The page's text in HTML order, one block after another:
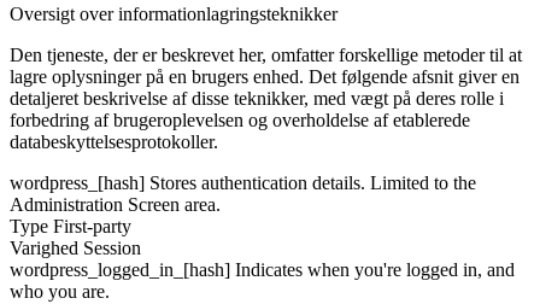
Oversigt over informationlagringsteknikker
Den tjeneste, der er beskrevet her, omfatter forskellige metoder til at
lagre oplysninger på en brugers enhed. Det følgende afsnit giver en
detaljeret beskrivelse af disse teknikker, med vægt på deres rolle i
forbedring af brugeroplevelsen og overholdelse af etablerede
databeskyttelsesprotokoller.
wordpress_[hash] Stores authentication details. Limited to the
Administration Screen area.
Type First-party
Varighed Session
wordpress_logged_in_[hash] Indicates when you're logged in, and
who you are.